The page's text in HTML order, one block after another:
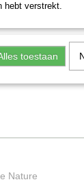
Nature
hebt verstrekt.
toestaan